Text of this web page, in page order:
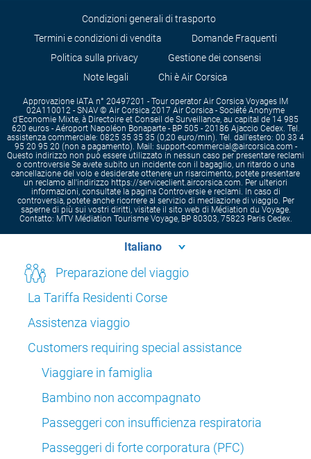
Condizioni generali di trasporto
Termini e condizioni di vendita
Domande Fraquenti
Politica sulla privacy
Gestione dei consensi
Note legali
Chi è Air Corsica
Approvazione IATA n° 20497201 - Tour operator Air Corsica Voyages IM
02A110012 - SNAV © Air Corsica 2017 Air Corsica - Société Anonyme
d'Economie Mixte, à Directoire et Conseil de Surveillance, au capital de 14 985
620 euros - Aéroport Napoléon Bonaparte - BP 505 - 20186 Ajaccio Cedex. Tel.
assistenza commerciale: 0825 35 35 35 (0,20 euro/min). Tel. dall'estero: 00 33 4
95 20 95 20 (non a pagamento). Mail: support-commercial@aircorsica.com -
Questo indirizzo non può essere utilizzato in nessun caso per presentare reclami
o controversie Se avete subito un incidente con il bagaglio, un ritardo o una
cancellazione del volo e desiderate ottenere un risarcimento, potete presentare
un reclamo all'indirizzo https://serviceclient.aircorsica.com. Per ulteriori
informazioni, consultate la pagina Controversie e reclami. In caso di
controversia, potete anche ricorrere al servizio di mediazione di viaggio. Per
saperne di più sui vostri diritti, visitate il sito web di Médiation du Voyage.
Contatto: MTV Médiation Tourisme Voyage, BP 80303, 75823 Paris Cedex.
Preparazione del viaggio
La Tariffa Residenti Corse
Assistenza viaggio
Customers requiring special assistance
Viaggiare in famiglia
Bambino non accompagnato
Passeggeri con insufficienza respiratoria
Passeggeri di forte corporatura (PFC)